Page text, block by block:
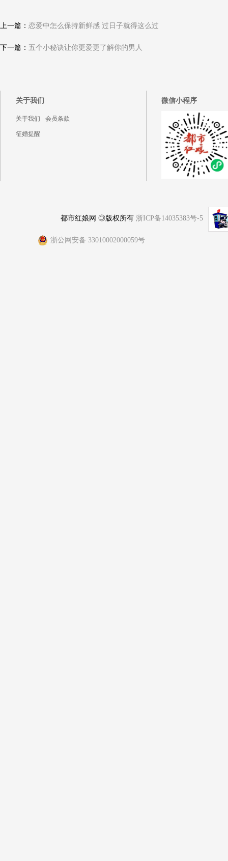
上一篇： 恋爱中怎么保持新鲜感 过日子就得这么过
下一篇： 五个小秘诀让你更爱更了解你的男人
关于我们
关于我们 会员条款
征婚提醒
微信小程序
都市红娘网 ◎版权所有 浙ICP备14035383号-5
浙公网安备 33010002000059号